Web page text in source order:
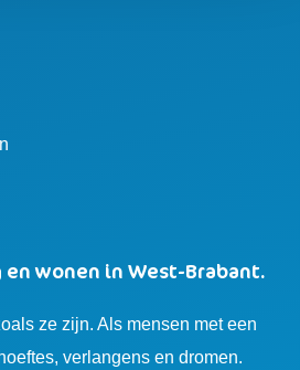
wonen in West-Brabant.
ze zijn. Als mensen met een
verlangens en dromen.